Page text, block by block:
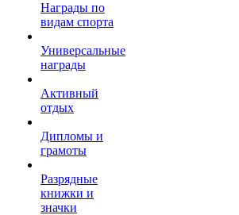
Награды по
видам спорта
Универсальные
награды
Активный
отдых
Дипломы и
грамоты
Разрядные
книжки и
значки